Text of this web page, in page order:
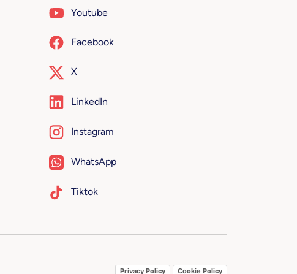
Youtube
Facebook
X
LinkedIn
Instagram
WhatsApp
Tiktok
Privacy Policy Cookie Policy